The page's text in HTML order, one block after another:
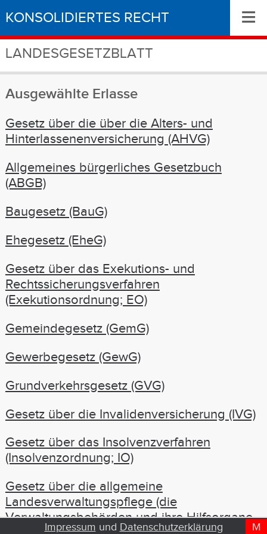
KONSOLIDIERTES RECHT
LANDESGESETZBLATT
≡
Ausgewählte Erlasse
Gesetz über die über die Alters- und
Hinterlassenenversicherung (AHVG)
Allgemeines bürgerliches Gesetzbuch
(ABGB)
Baugesetz (BauG)
Ehegesetz (EheG)
Gesetz über das Exekutions- und
Rechtssicherungsverfahren
(Exekutionsordnung; EO)
Gemeindegesetz (GemG)
Gewerbegesetz (GewG)
Grundverkehrsgesetz (GVG)
Gesetz über die Invalidenversicherung (IVG)
Gesetz über das Insolvenzverfahren
(Insolvenzordnung; IO)
Gesetz über die allgemeine
Landesverwaltungspflege (die
Verwaltungsbehörden und ihre Hilfsorgane,
D
T
M
Impressum und Datenschutzerklärung